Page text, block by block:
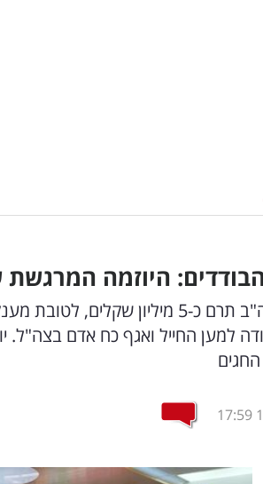
הבודדים: היוזמה
ארגון ידידי צה"ל בארה"ב תרם כ-5
17:59